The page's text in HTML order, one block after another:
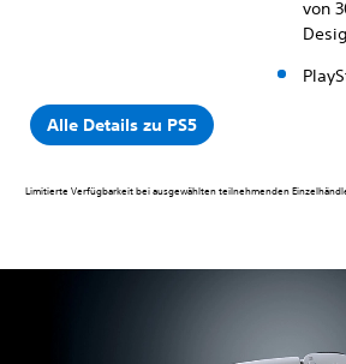
von
Alle Details zu PS5
Limitierte Verfügbarkeit bei ausgewählten teilnehmenden